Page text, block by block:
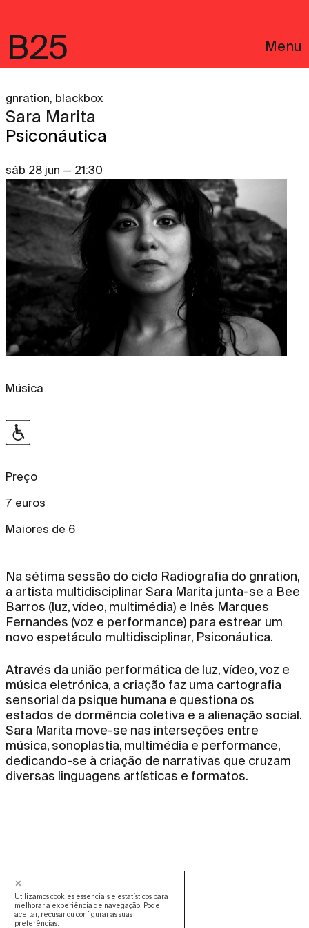
Utilizamos cookies essenciais e estatísticos para
melhorar a experiência de navegação. Pode
aceitar, recusar ou configurar as suas
preferências.
B25 Menu
English
Avisos Legais
gnration, blackbox
Sara Marita
Psiconáutica
sáb 28 jun — 21:30
Música
Preço
7 euros
Maiores de 6
Na sétima sessão do ciclo Radiografia do gnration,
a artista multidisciplinar Sara Marita junta-se a Bee
Barros (luz, vídeo, multimédia) e Inês Marques
Fernandes (voz e performance) para estrear um
novo espetáculo multidisciplinar, Psiconáutica.
Através da união performática de luz, vídeo, voz e
música eletrónica, a criação faz uma cartografia
sensorial da psique humana e questiona os
estados de dormência coletiva e a alienação social.
Sara Marita move-se nas interseções entre
música, sonoplastia, multimédia e performance,
dedicando-se à criação de narrativas que cruzam
diversas linguagens artísticas e formatos.